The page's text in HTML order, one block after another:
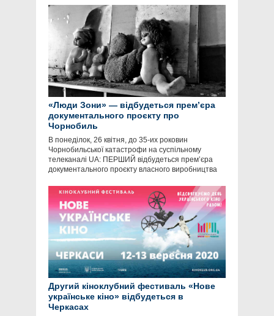
«Люди Зони» — відбудеться прем’єра
документального проєкту про
Чорнобиль
В понеділок, 26 квітня, до 35-их роковин
Чорнобильської катастрофи на суспільному
телеканалі UA: ПЕРШИЙ відбудеться прем’єра
документального проєкту власного виробництва
Другий кіноклубний фестиваль «Нове
українське кіно» відбудеться в
Черкасах